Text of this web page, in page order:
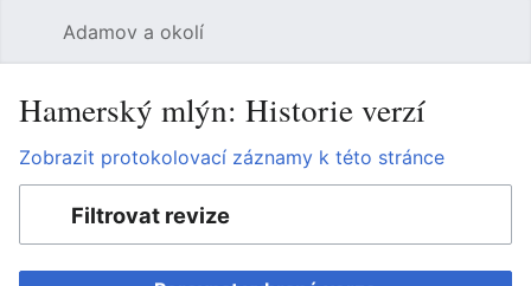
Adamov a okolí
Hamerský mlýn: Historie verzí
Zobrazit protokolovací záznamy k této stránce
Filtrovat revize